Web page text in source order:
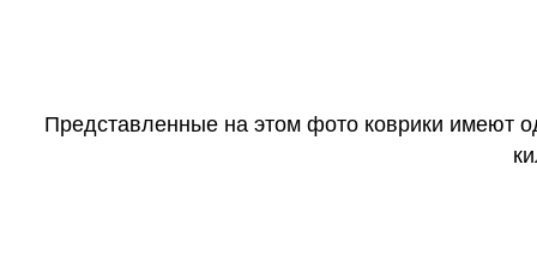
Представленные на этом фото коврики имеют